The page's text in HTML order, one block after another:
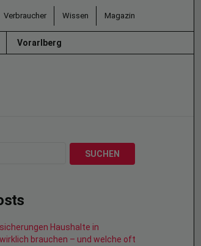
Verbraucher Wissen Magazin
Vorarlberg
SUCHEN
Haushalte in
brauchen – und welche oft